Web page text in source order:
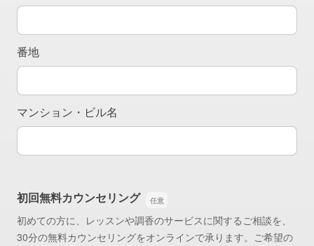
番地
マンション・ビル名
初回無料カウンセリング
初めての方に、レッスンや調香のサービスに関するご相談を、
30分の無料カウンセリングをオンラインで承ります。ご希望の